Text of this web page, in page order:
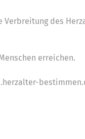
des
erreichen.